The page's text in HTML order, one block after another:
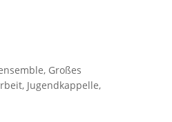
, Großes
, Jugendkappelle,